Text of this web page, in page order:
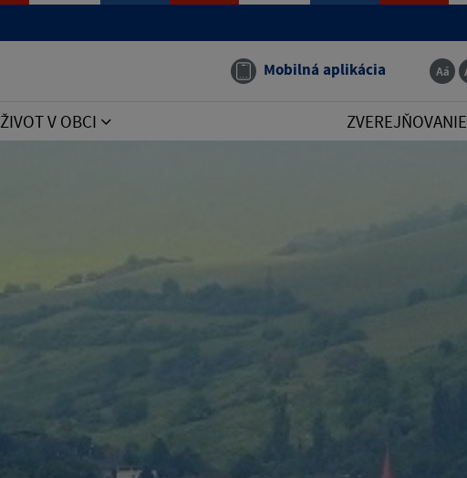
Mobilná aplikácia
ŽIVOT V OBCI ZVEREJŇOVANIE